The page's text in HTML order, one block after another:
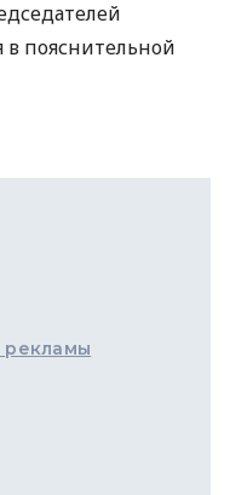
в пояснительной